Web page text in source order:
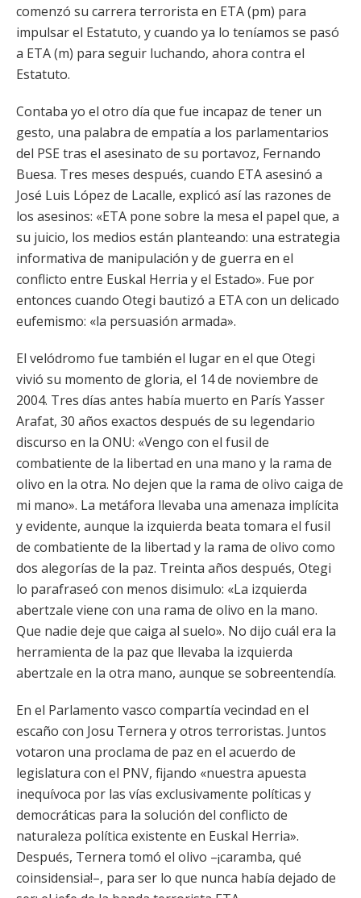
comenzó su carrera terrorista en ETA (pm) para
impulsar el Estatuto, y cuando ya lo teníamos se pasó
a ETA (m) para seguir luchando, ahora contra el
Estatuto.
Contaba yo el otro día que fue incapaz de tener un
gesto, una palabra de empatía a los parlamentarios
del PSE tras el asesinato de su portavoz, Fernando
Buesa. Tres meses después, cuando ETA asesinó a
José Luis López de Lacalle, explicó así las razones de
los asesinos: «ETA pone sobre la mesa el papel que, a
su juicio, los medios están planteando: una estrategia
informativa de manipulación y de guerra en el
conflicto entre Euskal Herria y el Estado». Fue por
entonces cuando Otegi bautizó a ETA con un delicado
eufemismo: «la persuasión armada».
El velódromo fue también el lugar en el que Otegi
vivió su momento de gloria, el 14 de noviembre de
2004. Tres días antes había muerto en París Yasser
Arafat, 30 años exactos después de su legendario
discurso en la ONU: «Vengo con el fusil de
combatiente de la libertad en una mano y la rama de
olivo en la otra. No dejen que la rama de olivo caiga de
mi mano». La metáfora llevaba una amenaza implícita
y evidente, aunque la izquierda beata tomara el fusil
de combatiente de la libertad y la rama de olivo como
dos alegorías de la paz. Treinta años después, Otegi
lo parafraseó con menos disimulo: «La izquierda
abertzale viene con una rama de olivo en la mano.
Que nadie deje que caiga al suelo». No dijo cuál era la
herramienta de la paz que llevaba la izquierda
abertzale en la otra mano, aunque se sobreentendía.
En el Parlamento vasco compartía vecindad en el
escaño con Josu Ternera y otros terroristas. Juntos
votaron una proclama de paz en el acuerdo de
legislatura con el PNV, fijando «nuestra apuesta
inequívoca por las vías exclusivamente políticas y
democráticas para la solución del conflicto de
naturaleza política existente en Euskal Herria».
Después, Ternera tomó el olivo –¡caramba, qué
coinsidensia!–, para ser lo que nunca había dejado de